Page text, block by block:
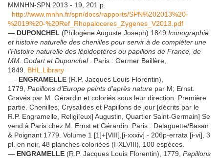
MMNHN-SPN 2013 - 19, 201 p.
http://www.mnhn.fr/spn/docs/rapports/SPN%202013%20-
%2019%20-%20Ref_Rhopaloceres_Zygenes_V2013.pdf
— DUPONCHEL (Philogène Auguste Joseph) 1849 Iconographie
et histoire naturelle des chenilles pour servir à de compléter une
l'Histoire naturelle des lépidoptères ou papillons de France, de
MM. Godart et Duponchel. Paris : Germer Baillère,
1849. BHL.Library
— ENGRAMELLE (R.P. Jacques Louis Florentin),
1779, Papillons d'Europe peints d'après nature par M; Ernst.
Gravés par M. Gérardin et coloriés sous leur direction. Première
partie. Chenilles, Crysalides et Papillons de jour [décrits par le
R.P. Engramelle, Religi[eux] Augustin, Quartier Saint-Germain] Se
vend à Paris chez M. Ernst et Gérardin. Paris : Delaguette/Basan
& Poignant 1779. Volume 1 [1]+[VIII],[i-xxxiv] - 206p-errata [i-vi], 3
pl. en noir, 48 planches coloriées (I-XLVIII), 100 espèces.
— ENGRAMELLE (R.P. Jacques Louis Florentin), 1779, Papillons